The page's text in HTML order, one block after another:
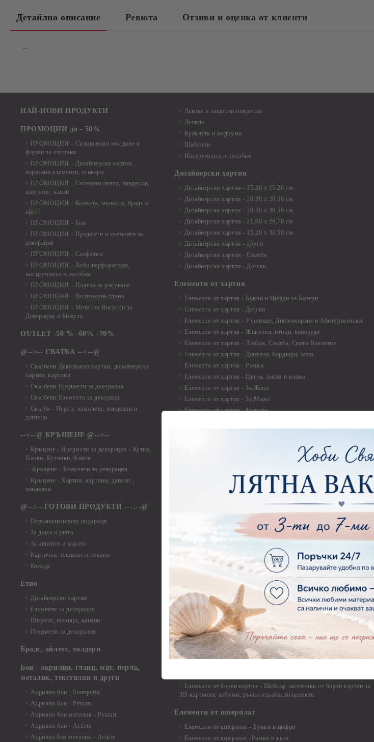
Детайлно описание Ревюта Отзиви и оценка от клиенти
..
НАЙ-НОВИ ПРОДУКТИ
ПРОМОЦИИ до - 50%
ПРОМОЦИИ - Силиконови молдове и
форми за отливки
ПРОМОЦИИ - Дизайнерски хартии,
изрязани елементи, стикери
ПРОМОЦИИ - Сатенени ленти, панделки,
шнурове, канап
ПРОМОЦИИ - Копчета, мъниста, брадс и
айлет
ПРОМОЦИИ - Бои
ПРОМОЦИИ - Предмети и елементи за
декорация
ПРОМОЦИИ - Салфетки
ПРОМОЦИИ - Хоби перфоратори,
инструменти и пособия
ПРОМОЦИИ - Платна за рисуване
ПРОМОЦИИ - Полимерна глина
ПРОМОЦИИ - Метални Висулки за
Декорация и Бижута
OUTLET -50 % -60% -70%
@-->-- СВАТБА --<--@
Сватбени Декупажни хартии, дизайнерски
хартии, картони
Сватбени Предмети за декорация
Сватбени Елементи за декораци
Сватба - Перли, камъчета, панделки и
дантели
--<--@ КРЪЩЕНЕ @-->--
Кръщене - Предмети за декорация - Кутии,
Папки, Бутилки, Книги
Кръщене - Елементи за декорация
Кръщене - Хартии, картони, данели ,
панделки
@--:---ГОТОВИ ПРОДУКТИ ---:--@
Персанализирани подаръци
За дома и уюта
За книгите и хората
Картички, пликове и покани
Коледа
Етно
Дизайнерски хартии
Елементи за декорация
Ширити, шевици, канапи
Предмети за декорация
Брадс, айлетс, холдери
Бои - акрилни, гланц, мат, перла,
металик, текстилни и други
Акрилни бои - Stamperia
Акрилни бои - Pentart
Акрилни бои металик - Pentart
Акрилни бои - Artiste
Акрилна боя металик - Artiste
Лакове и защитни покрития
Лепила
Краклета и медиуми
Шаблони
Инструменти и пособия
Дизайнерски хартии
Дизайнерски хартии - 15.20 х 15.20 см.
Дизайнерски хартии - 20.30 х 20.30 см.
Дизайнерски хартии - 30.50 х 30.50 см.
Дизайнерски хартии - 21,00 х 29,70 см
Дизайнерски хартии - 15.20 x 30.50 см.
Дизайнерски хартии - други
Дизайнерски хартии - Сватби
Дизайнерски хартии - Детски
Елементи от хартия
Елементи от хартия - Букви и Цифри за Банери
Елементи от хартия - Детски
Елементи от хартия - Училище, Дипломиране и Абитуриентски
Елементи от хартия - Животни, птици, пеперуди
Елементи от хартия - Любов, Сватба, Свети Валентин
Елементи от хартия - Дантели, бордюри, ъгли
Елементи от хартия - Рамки
Елементи от хартия - Цветя, листа и клони
Елементи от хартия - За Жени
Елементи от хартия - За Мъже
Елементи от хартия - Морски
Елементи от хартия - Многопластови елементи
Елементи от хартия - Готови композиции
Елементи от хартия - Микс елементи
Елементи от бирен картон
Елементи от бирен картон - Декоративни рамки
Елементи от бирен картон - Ъгли и орнаменти
Елементи от бирен картон - Сватба
Елементи от бирен картон - Училище, Дипломиране и Завършване
Елементи от бирен картон - Бебшки и Детски елементи
Елементи от бирен картон - Цветя и Животни
Елементи от бирен картон - Стиймпънк и Мъжки елементи
Елементи от бирен картон - Пътешестия - море, планина ,транспорт
Елементи от бирен картон - Други
Елементи от бирен картон - За миниатюри, дълбоки рамки, бебешки
съкровища и екслоадиращи кутии
Елементи от бирен картон - Шейкър заготовки от бирен картон за
3D картички, албуми, ръчно израбоени проекти
Елементи от шперплат
Елементи от шперплат - Букви и цифри
Елементи от шперплат -Рамки и ъгли